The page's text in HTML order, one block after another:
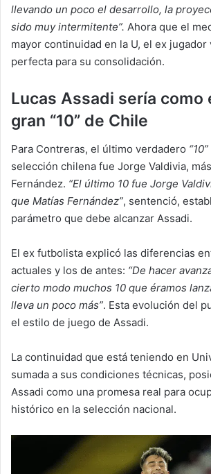
llevando un poco el desarrollo, la
sido muy intermitente”. Ahora que el
mayor continuidad en la U, el ex
perfecta para su consolidación.
Lucas Assadi sería como
gran “10” de Chile
Para Contreras, el último verdadero “10”
selección chilena fue Jorge Valdivia,
Fernández. “El último 10 fue Jorge
que Matías Fernández”, sentenció,
parámetro que debe alcanzar Assadi.
El ex futbolista explicó las diferencias
actuales y los de antes: “De hacer
cierto modo muchos 10 que éramos
lleva un poco más”. Esta evolución del
el estilo de juego de Assadi.
La continuidad que está teniendo en
sumada a sus condiciones técnicas,
Assadi como una promesa real para
histórico en la selección nacional.